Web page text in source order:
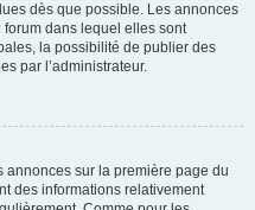
dès que possible. Les annonces
dans lequel elles sont
la possibilité de publier des
par l’administrateur.
sur la première page du
des informations relativement